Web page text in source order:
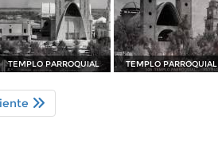
TEMPLO PARROQUIAL TEMPLO PARROQUIAL